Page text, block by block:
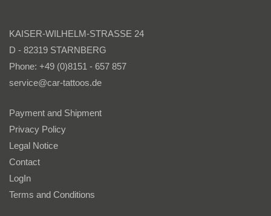
KAISER-WILHELM-STRASSE 24
D - 82319 STARNBERG
Phone: +49 (0)8151 - 657 857
service@car-tattoos.de
Payment and Shipment
Privacy Policy
Legal Notice
Contact
LogIn
Terms and Conditions